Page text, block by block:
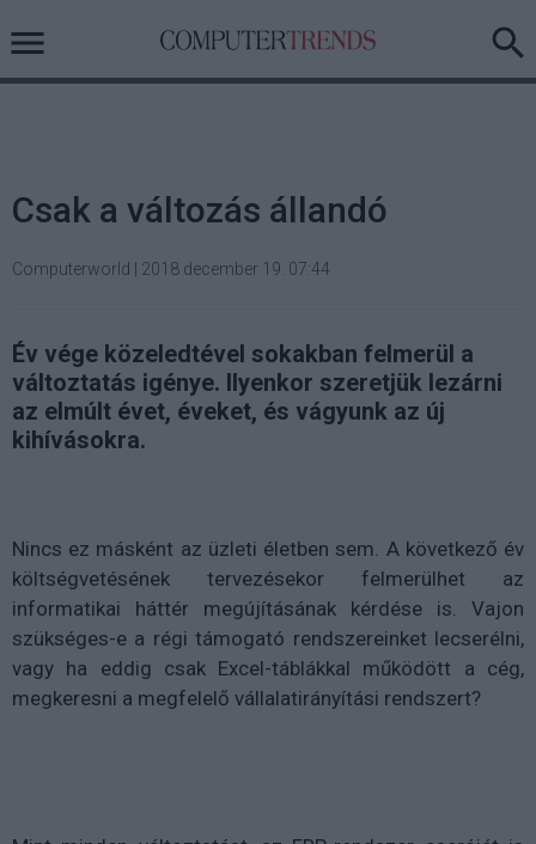
Csak a változás állandó
Computerworld 2018 december 19. 07:44
Év vége közeledtével sokakban felmerül a
változtatás igénye. Ilyenkor szeretjük lezárni
az elmúlt évet, éveket, és vágyunk az új
kihívásokra.
Nincs ez másként az üzleti életben sem. A következő év
költségvetésének tervezésekor felmerülhet az
informatikai háttér megújításának kérdése is. Vajon
szükséges-e a régi támogató rendszereinket lecserélni,
vagy ha eddig csak Excel-táblákkal működött a cég,
megkeresni a megfelelő vállalatirányítási rendszert?